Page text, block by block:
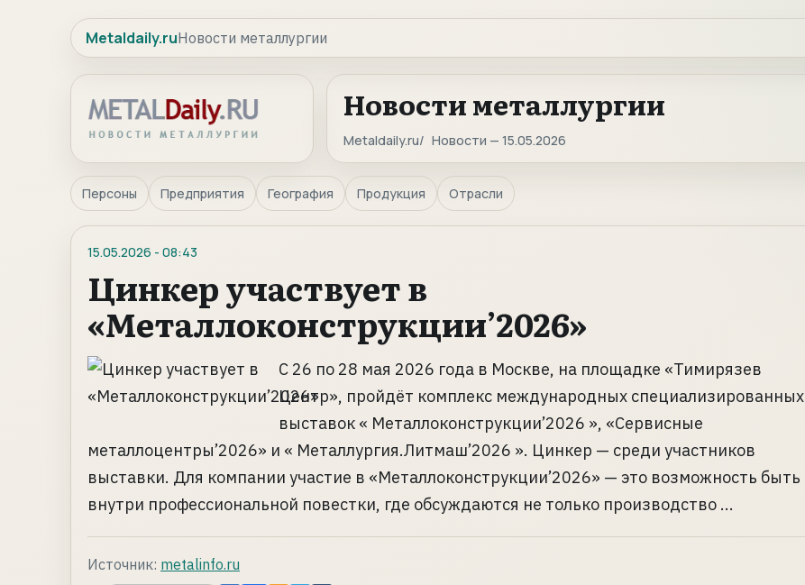
Metaldaily.ruНовости металлургии
Новости металлургии
Metaldaily.ru Новости — 15.05.2026
Персоны Предприятия География Продукция Отрасли
15.05.2026 - 08:43
Цинкер участвует в
«Металлоконструкции’2026»
С 26 по 28 мая 2026 года в Москве, на площадке «Тимирязев
Центр», пройдёт комплекс международных специализированных
выставок « Металлоконструкции’2026 », «Сервисные
металлоцентры’2026» и « Металлургия.Литмаш’2026 ». Цинкер — среди участников
выставки. Для компании участие в «Металлоконструкции’2026» — это возможность быть
внутри профессиональной повестки, где обсуждаются не только производство ...
Источник: metalinfo.ru